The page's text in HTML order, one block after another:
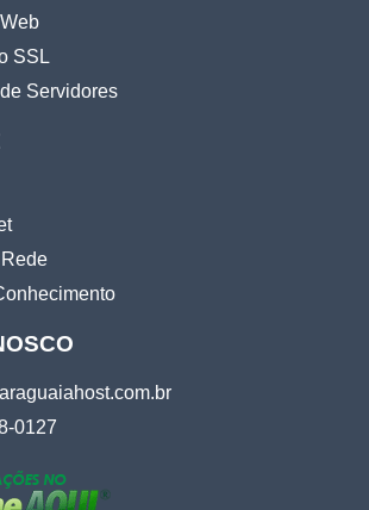
SSL
Servidores
0127